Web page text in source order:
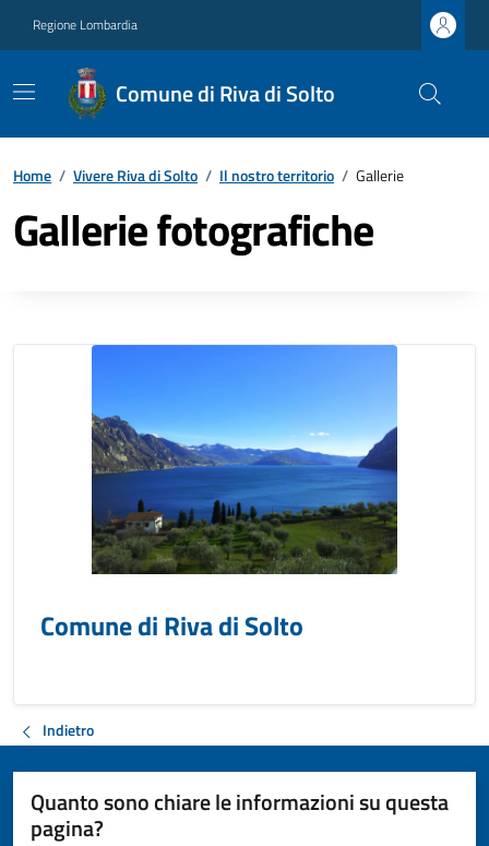
Regione Lombardia
Comune di Riva di Solto
Home / Vivere Riva di Solto / Il nostro territorio / Gallerie
Gallerie fotografiche
Comune di Riva di Solto
Indietro
Quanto sono chiare le informazioni su questa
pagina?